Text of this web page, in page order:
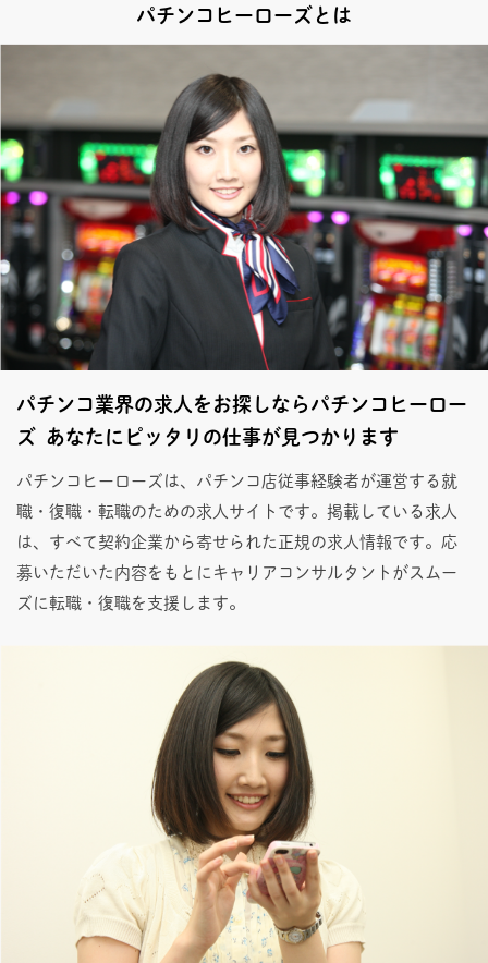
パチンコヒーローズとは
パチンコ業界の求人をお探しならパチンコヒーロー
ズ あなたにピッタリの仕事が見つかります
パチンコヒーローズは、パチンコ店従事経験者が運営する就
職・復職・転職のための求人サイトです。掲載している求人
は、すべて契約企業から寄せられた正規の求人情報です。応
募いただいた内容をもとにキャリアコンサルタントがスムー
ズに転職・復職を支援します。